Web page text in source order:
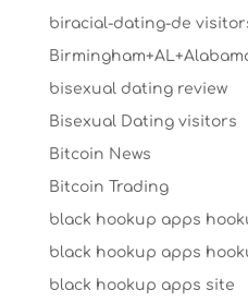
biracial-dating-de
bisexual dating review
Bisexual Dating visitors
Bitcoin News
Bitcoin Trading
black hookup apps
black hookup apps
black hookup apps site